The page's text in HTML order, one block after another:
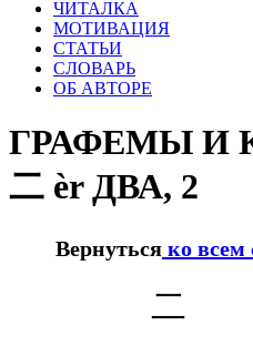
ЧИТАЛКА
МОТИВАЦИЯ
СТАТЬИ
СЛОВАРЬ
ОБ АВТОРЕ
ГРАФЕМЫ И
二 èr ДВА, 2
Вернуться ко всем
二